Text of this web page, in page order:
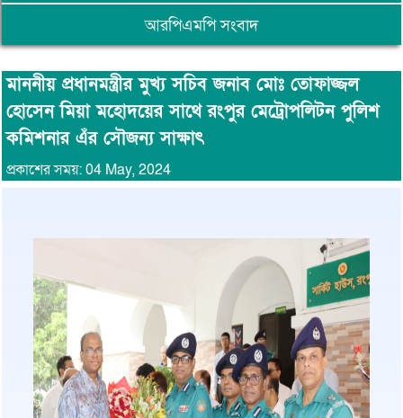
আরপিএমপি সংবাদ
মাননীয় প্রধানমন্ত্রীর মুখ্য সচিব জনাব মোঃ তোফাজ্জল
হোসেন মিয়া মহোদয়ের সাথে রংপুর মেট্রোপলিটন পুলিশ
কমিশনার এঁর সৌজন্য সাক্ষাৎ
প্রকাশের সময়: 04 May, 2024